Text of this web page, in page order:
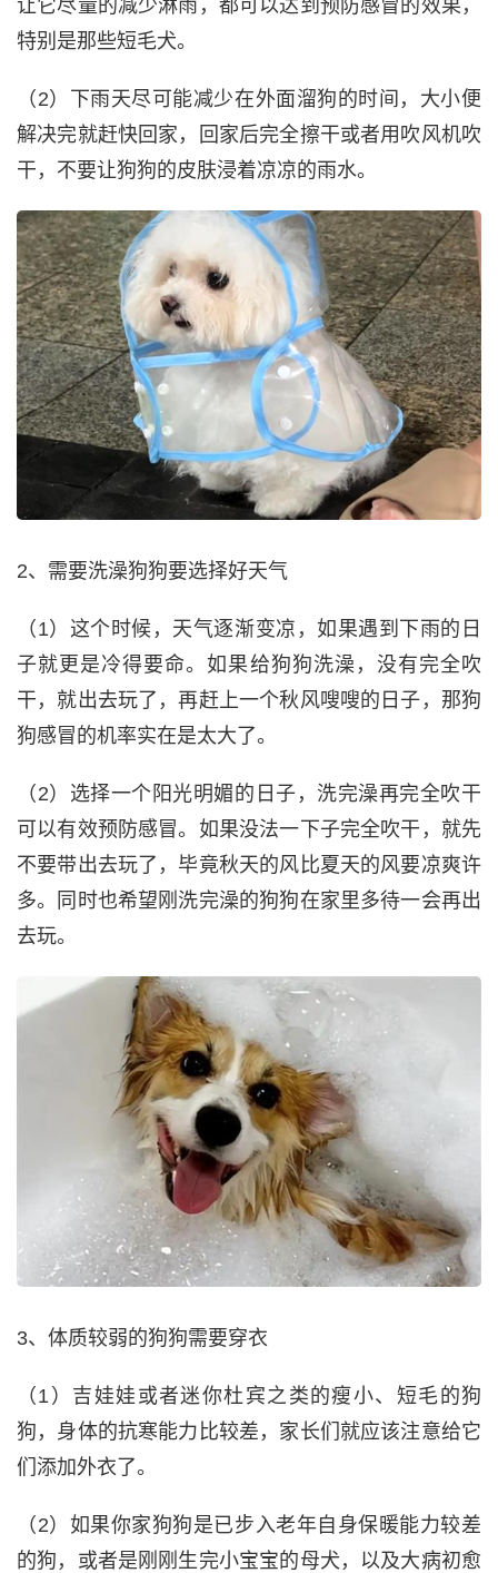
让它尽量的减少淋雨，都可以达到预防感冒的效果，
特别是那些短毛犬。
（2）下雨天尽可能减少在外面溜狗的时间，大小便
解决完就赶快回家，回家后完全擦干或者用吹风机吹
干，不要让狗狗的皮肤浸着凉凉的雨水。
2、需要洗澡狗狗要选择好天气
（1）这个时候，天气逐渐变凉，如果遇到下雨的日
子就更是冷得要命。如果给狗狗洗澡，没有完全吹
干，就出去玩了，再赶上一个秋风嗖嗖的日子，那狗
狗感冒的机率实在是太大了。
（2）选择一个阳光明媚的日子，洗完澡再完全吹干
可以有效预防感冒。如果没法一下子完全吹干，就先
不要带出去玩了，毕竟秋天的风比夏天的风要凉爽许
多。同时也希望刚洗完澡的狗狗在家里多待一会再出
去玩。
3、体质较弱的狗狗需要穿衣
（1）吉娃娃或者迷你杜宾之类的瘦小、短毛的狗
狗，身体的抗寒能力比较差，家长们就应该注意给它
们添加外衣了。
（2）如果你家狗狗是已步入老年自身保暖能力较差
的狗，或者是刚刚生完小宝宝的母犬，以及大病初愈